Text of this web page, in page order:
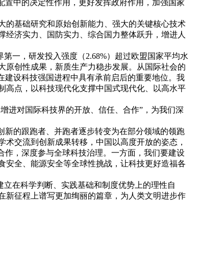
中的决定性作用，更好发挥政府作用，加强国家
基础研究和原始创新能力、强大的关键核心技术
济实力、国防实力、综合国力整体跃升，增进人
一，研发投入强度（2.68%）超过欧盟国家平均水
原创性成果，新质生产力稳步发展。从国际社会的
设科技强国进程中具有承前启后的重要地位。我
高点，以科技现代化支撑中国式现代化、以高水平
对国际科技界的开放、信任、合作”，为我们深
的跟跑者、并跑者逐步转变为在部分领域的领跑
交流到创新成果转移，中国以高度开放的姿态，
，深度参与全球科技治理。一方面，我们要建设
安全、能源安全等全球性挑战，让科技更好造福各
在科学判断、实践基础和制度优势上的理性自
新征程上谱写更加绚丽的篇章，为人类文明进步作